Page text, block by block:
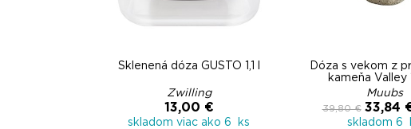
Sklenená dóza GUSTO 1,1 l
Zwilling
13,00 €
skladom viac ako 6 ks
Dóza s vekom z
kameňa Valley
Muubs
39,80 € 33,84
skladom 6